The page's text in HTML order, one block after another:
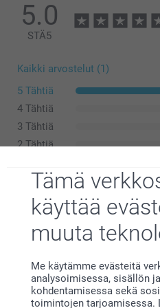
Tämä
käyttää
muuta
Me käytämme evästeitä
analysoimisessa, sisällön
kohdentamisessa sekä
toimintojen tarjoamisessa.
5.0
STÄ5
Kaikki arvostelut (1)
5 Tähtiä
4 Tähtiä
3 Tähtiä
2 Tähtiä
21.3.2024
Näytä reaktiot